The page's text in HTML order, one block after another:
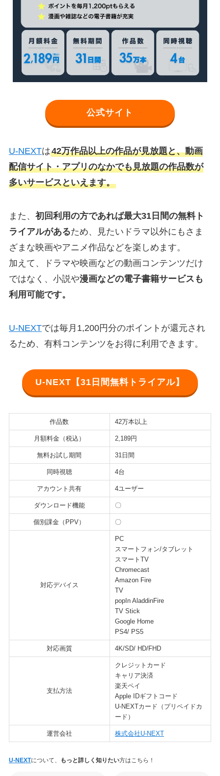
公式サイト
U-NEXTは42万作品以上の作品が見放題と、動画
配信サイト・アプリのなかでも見放題の作品数が
多いサービスといえます。
また、 初回利用の方であれば最大31日間の無料ト
ライアルがあるため、見たいドラマ以外にもさま
ざまな映画やアニメ作品などを楽しめます。
加えて、ドラマや映画などの動画コンテンツだけ
ではなく、小説や漫画などの電子書籍サービスも
利用可能です。
U-NEXTでは毎月1,200円分のポイントが還元され
るため、有料コンテンツをお得に利用できます。
U-NEXT【31日間無料トライアル】
作品数 42万本以上
月額料金（税込） 2,189円
無料お試し期間 31日間
同時視聴 4台
アカウント共有 4ユーザー
ダウンロード機能 〇
個別課金（PPV） 〇
対応デバイス
PC
スマートフォン/タブレット
スマートTV
Chromecast
Amazon Fire
TV
popIn AladdinFire
TV Stick
Google Home
PS4/ PS5
対応画質 4K/SD/ HD/FHD
支払方法
クレジットカード
キャリア決済
楽天ペイ
Apple IDギフトコード
U-NEXTカード（プリペイドカ
ード）
運営会社 株式会社U-NEXT
U-NEXTについて、 もっと詳しく知りたい方はこちら！